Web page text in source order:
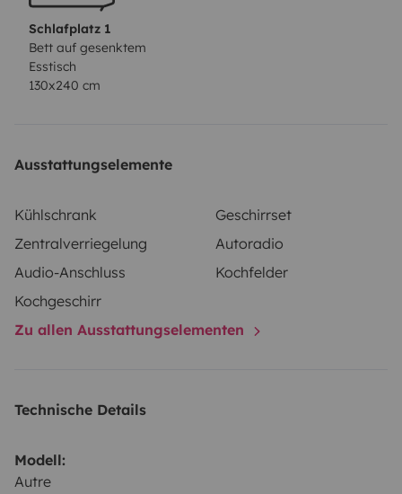
Schlafplatz 1
Bett auf gesenktem
Esstisch
130x240 cm
Ausstattungselemente
Kühlschrank
Geschirrset
Zentralverriegelung
Autoradio
Audio-Anschluss
Kochfelder
Kochgeschirr
Zu allen Ausstattungselementen
Technische Details
Modell:
Autre